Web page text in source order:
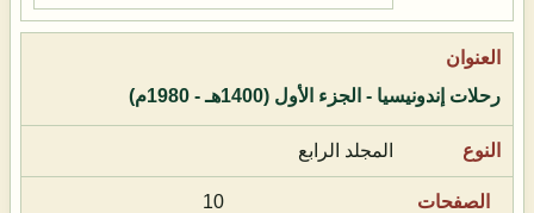
رحلات إندونيسيا - الجزء الأول (1400هـ - 1980م)
المجلد الرابع
10